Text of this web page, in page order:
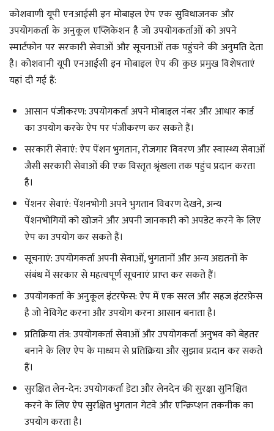
कोशवाणी यूपी एनआईसी इन मोबाइल ऐप एक सुविधाजनक और
उपयोगकर्ता के अनुकूल एप्लिकेशन है जो उपयोगकर्ताओं को अपने
स्मार्टफोन पर सरकारी सेवाओं और सूचनाओं तक पहुंचने की अनुमति देता
है। कोशवानी यूपी एनआईसी इन मोबाइल ऐप की कुछ प्रमुख विशेषताएं
यहां दी गई हैं:
आसान पंजीकरण: उपयोगकर्ता अपने मोबाइल नंबर और आधार कार्ड
का उपयोग करके ऐप पर पंजीकरण कर सकते हैं।
सरकारी सेवाएं: ऐप पेंशन भुगतान, रोजगार विवरण और स्वास्थ्य सेवाओं
जैसी सरकारी सेवाओं की एक विस्तृत श्रृंखला तक पहुंच प्रदान करता
है।
पेंशनर सेवाएं: पेंशनभोगी अपने भुगतान विवरण देखने, अन्य
पेंशनभोगियों को खोजने और अपनी जानकारी को अपडेट करने के लिए
ऐप का उपयोग कर सकते हैं।
सूचनाएं: उपयोगकर्ता अपनी सेवाओं, भुगतानों और अन्य अद्यतनों के
संबंध में सरकार से महत्वपूर्ण सूचनाएं प्राप्त कर सकते हैं।
उपयोगकर्ता के अनुकूल इंटरफेस: ऐप में एक सरल और सहज इंटरफ़ेस
है जो नेविगेट करना और उपयोग करना आसान बनाता है।
प्रतिक्रिया तंत्र: उपयोगकर्ता सेवाओं और उपयोगकर्ता अनुभव को बेहतर
बनाने के लिए ऐप के माध्यम से प्रतिक्रिया और सुझाव प्रदान कर सकते
हैं।
सुरक्षित लेन-देन: उपयोगकर्ता डेटा और लेनदेन की सुरक्षा सुनिश्चित
करने के लिए ऐप सुरक्षित भुगतान गेटवे और एन्क्रिप्शन तकनीक का
उपयोग करता है।